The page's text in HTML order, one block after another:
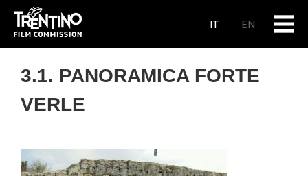
IT EN
3.1. PANORAMICA FORTE
VERLE